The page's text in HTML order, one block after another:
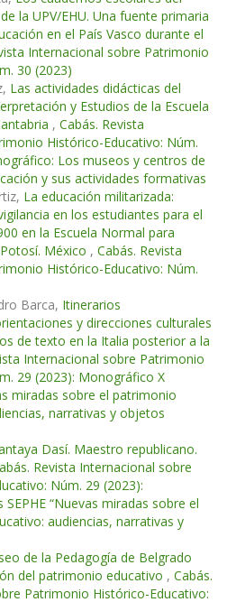
la UPV/EHU. Una fuente primaria
en el País Vasco durante el
Internacional sobre Patrimonio
30 (2023)
Las actividades didácticas del
y Estudios de la Escuela
, Cabás. Revista
Histórico-Educativo: Núm.
Los museos y centros de
y sus actividades formativas
La educación militarizada:
en los estudiantes para el
en la Escuela Normal para
México , Cabás. Revista
Histórico-Educativo: Núm.
Barca, Itinerarios
y direcciones culturales
de texto en la Italia posterior a la
Internacional sobre Patrimonio
29 (2023): Monográfico X
miradas sobre el patrimonio
narrativas y objetos
Dasí. Maestro republicano.
Revista Internacional sobre
Núm. 29 (2023):
“Nuevas miradas sobre el
audiencias, narrativas y
de la Pedagogía de Belgrado
del patrimonio educativo , Cabás.
Patrimonio Histórico-Educativo: